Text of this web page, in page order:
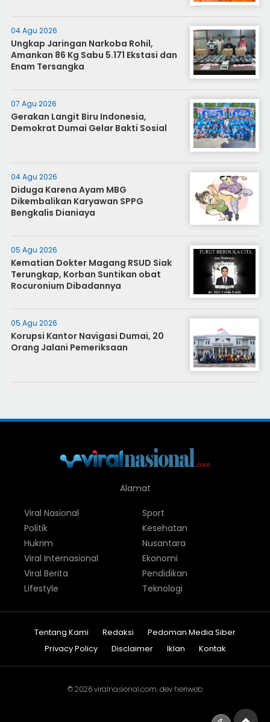
04 Agu 2026
Ungkap Jaringan Narkoba Rohil,
Amankan 86 Kg Sabu 5.171 Ekstasi dan
Enam Tersangka
07 Agu 2026
Gerakan Langit Biru Indonesia,
Demokrat Dumai Gelar Bakti Sosial
04 Agu 2026
Diduga Karena Ayam MBG
Dikembalikan Karyawan SPPG
Bengkalis Dianiaya
05 Agu 2026
Kematian Dokter Magang RSUD Siak
Terungkap, Korban Suntikan obat
Rocuronium Dibadannya
05 Agu 2026
Korupsi Kantor Navigasi Dumai, 20
Orang Jalani Pemeriksaan
Alamat
Viral Nasional
Politik
Hukrim
Viral Internasional
Viral Berita
Lifestyle
Sport
Kesehatan
Nusantara
Ekonomi
Pendidikan
Teknologi
Tentang Kami Redaksi
Pedoman Media Siber
Privacy Policy
Disclaimer Iklan Kontak
© 2026viralnasional.com. dev heriweb